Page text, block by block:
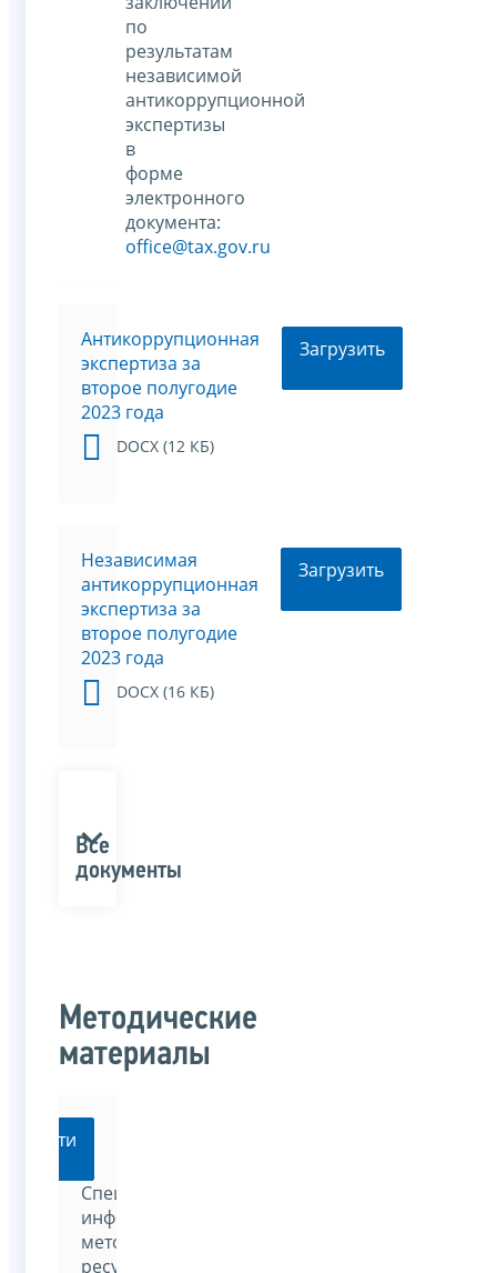
по
результатам
независимой
антикоррупционной
экспертизы
в
форме
электронного
документа:
office@tax.gov.ru
Антикоррупционная
экспертиза за
второе полугодие
2023 года
DOCX (12 КБ)
Загрузить
Независимая
антикоррупционная
экспертиза за
второе полугодие
2023 года
DOCX (16 КБ)
Загрузить
Все
документы
Методические
материалы
Перейти
Специализированный
информационно-
методический
ресурс